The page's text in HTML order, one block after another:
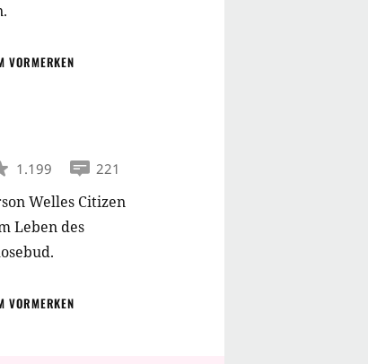
VORMERKEN
1.199 221
Welles Citizen
Leben des
VORMERKEN